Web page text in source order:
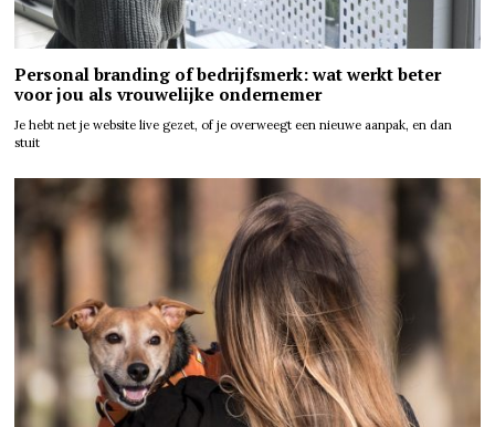
Personal branding of bedrijfsmerk: wat werkt beter
voor jou als vrouwelijke ondernemer
Je hebt net je website live gezet, of je overweegt een nieuwe aanpak, en dan
stuit